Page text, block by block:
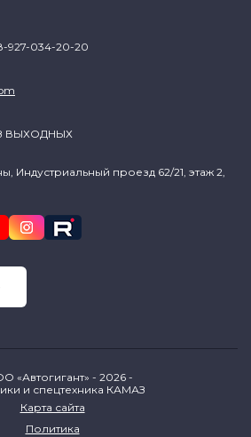
927-034-20-20
ВЫХОДНЫХ
Индустриальный проезд 62/21, этаж 2,
«Автогигант» - 2026 -
и спецтехника КАМАЗ
Карта сайта
Политика